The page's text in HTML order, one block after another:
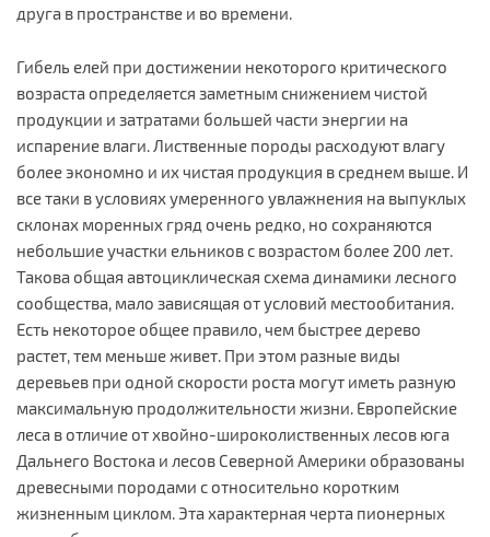
друга в пространстве и во времени.
Гибель елей при достижении некоторого критического
возраста определяется заметным снижением чистой
продукции и затратами большей части энергии на
испарение влаги. Лиственные породы расходуют влагу
более экономно и их чистая продукция в среднем выше. И
все таки в условиях умеренного увлажнения на выпуклых
склонах моренных гряд очень редко, но сохраняются
небольшие участки ельников с возрастом более 200 лет.
Такова общая автоциклическая схема динамики лесного
сообщества, мало зависящая от условий местообитания.
Есть некоторое общее правило, чем быстрее дерево
растет, тем меньше живет. При этом разные виды
деревьев при одной скорости роста могут иметь разную
максимальную продолжительности жизни. Европейские
леса в отличие от хвойно-широколиственных лесов юга
Дальнего Востока и лесов Северной Америки образованы
древесными породами с относительно коротким
жизненным циклом. Эта характерная черта пионерных